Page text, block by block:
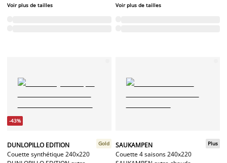
Voir plus de tailles Voir plus de tailles
-43%
DUNLOPILLO EDITION
Couette synthétique 240x220
Gold
SAUKAMPEN
Couette 4 saisons 240x220
Plus